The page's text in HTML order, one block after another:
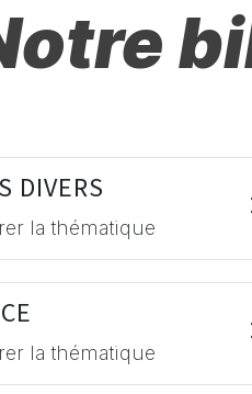
DIVERS
la thématique
la thématique